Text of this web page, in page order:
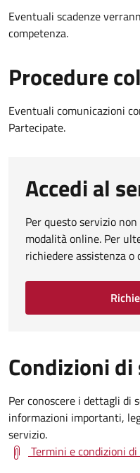
Eventuali scadenze
competenza.
Procedure
Eventuali comunicazioni
Partecipate.
Accedi al
Per questo servizio
modalità online. Per
richiedere assistenza
Condizioni
Per conoscere i dettagli di
informazioni importanti,
servizio.
Termini e condizioni